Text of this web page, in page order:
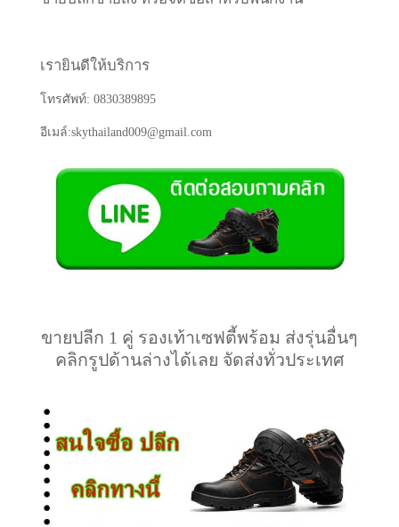
เรายินดีให้บริการ
โทรศัพท์: 0830389895
อีเมล์:skythailand009@gmail.com
ขายปลีก 1 คู่ รองเท้าเซฟตี้พร้อม ส่งรุ่นอื่นๆ
คลิกรูปด้านล่างได้เลย จัดส่งทั่วประเทศ